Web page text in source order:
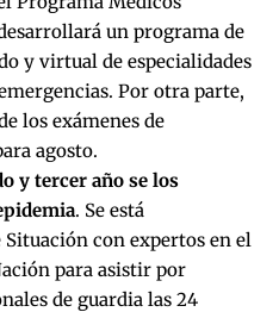
un programa de
y virtual de especialidades
Por otra parte,
los exámenes de
agosto.
y tercer año se los
. Se está
con expertos en el
para asistir por
de guardia las 24